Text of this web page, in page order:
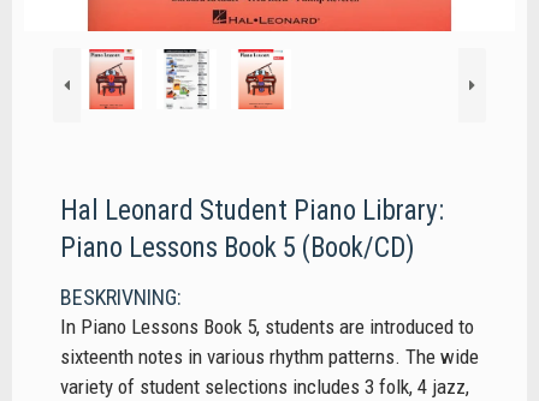
Hal Leonard Student Piano Library:
Piano Lessons Book 5 (Book/CD)
BESKRIVNING:
In Piano Lessons Book 5, students are introduced to
sixteenth notes in various rhythm patterns. The wide
variety of student selections includes 3 folk, 4 jazz,